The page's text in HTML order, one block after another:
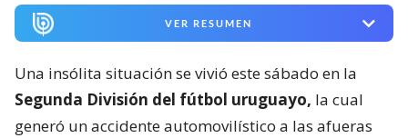
VER RESUMEN
Una insólita situación se vivió este sábado en la
Segunda División del fútbol uruguayo, la cual
generó un accidente automovilístico a las afueras